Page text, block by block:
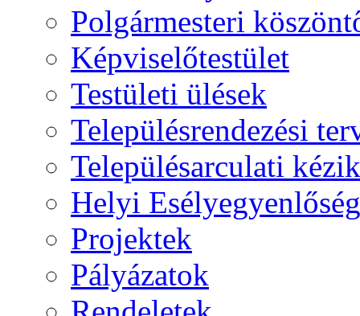
Polgármesteri
Képviselőtestület
Testületi ülések
Településrendezési
Településarculati
Helyi
Projektek
Pályázatok